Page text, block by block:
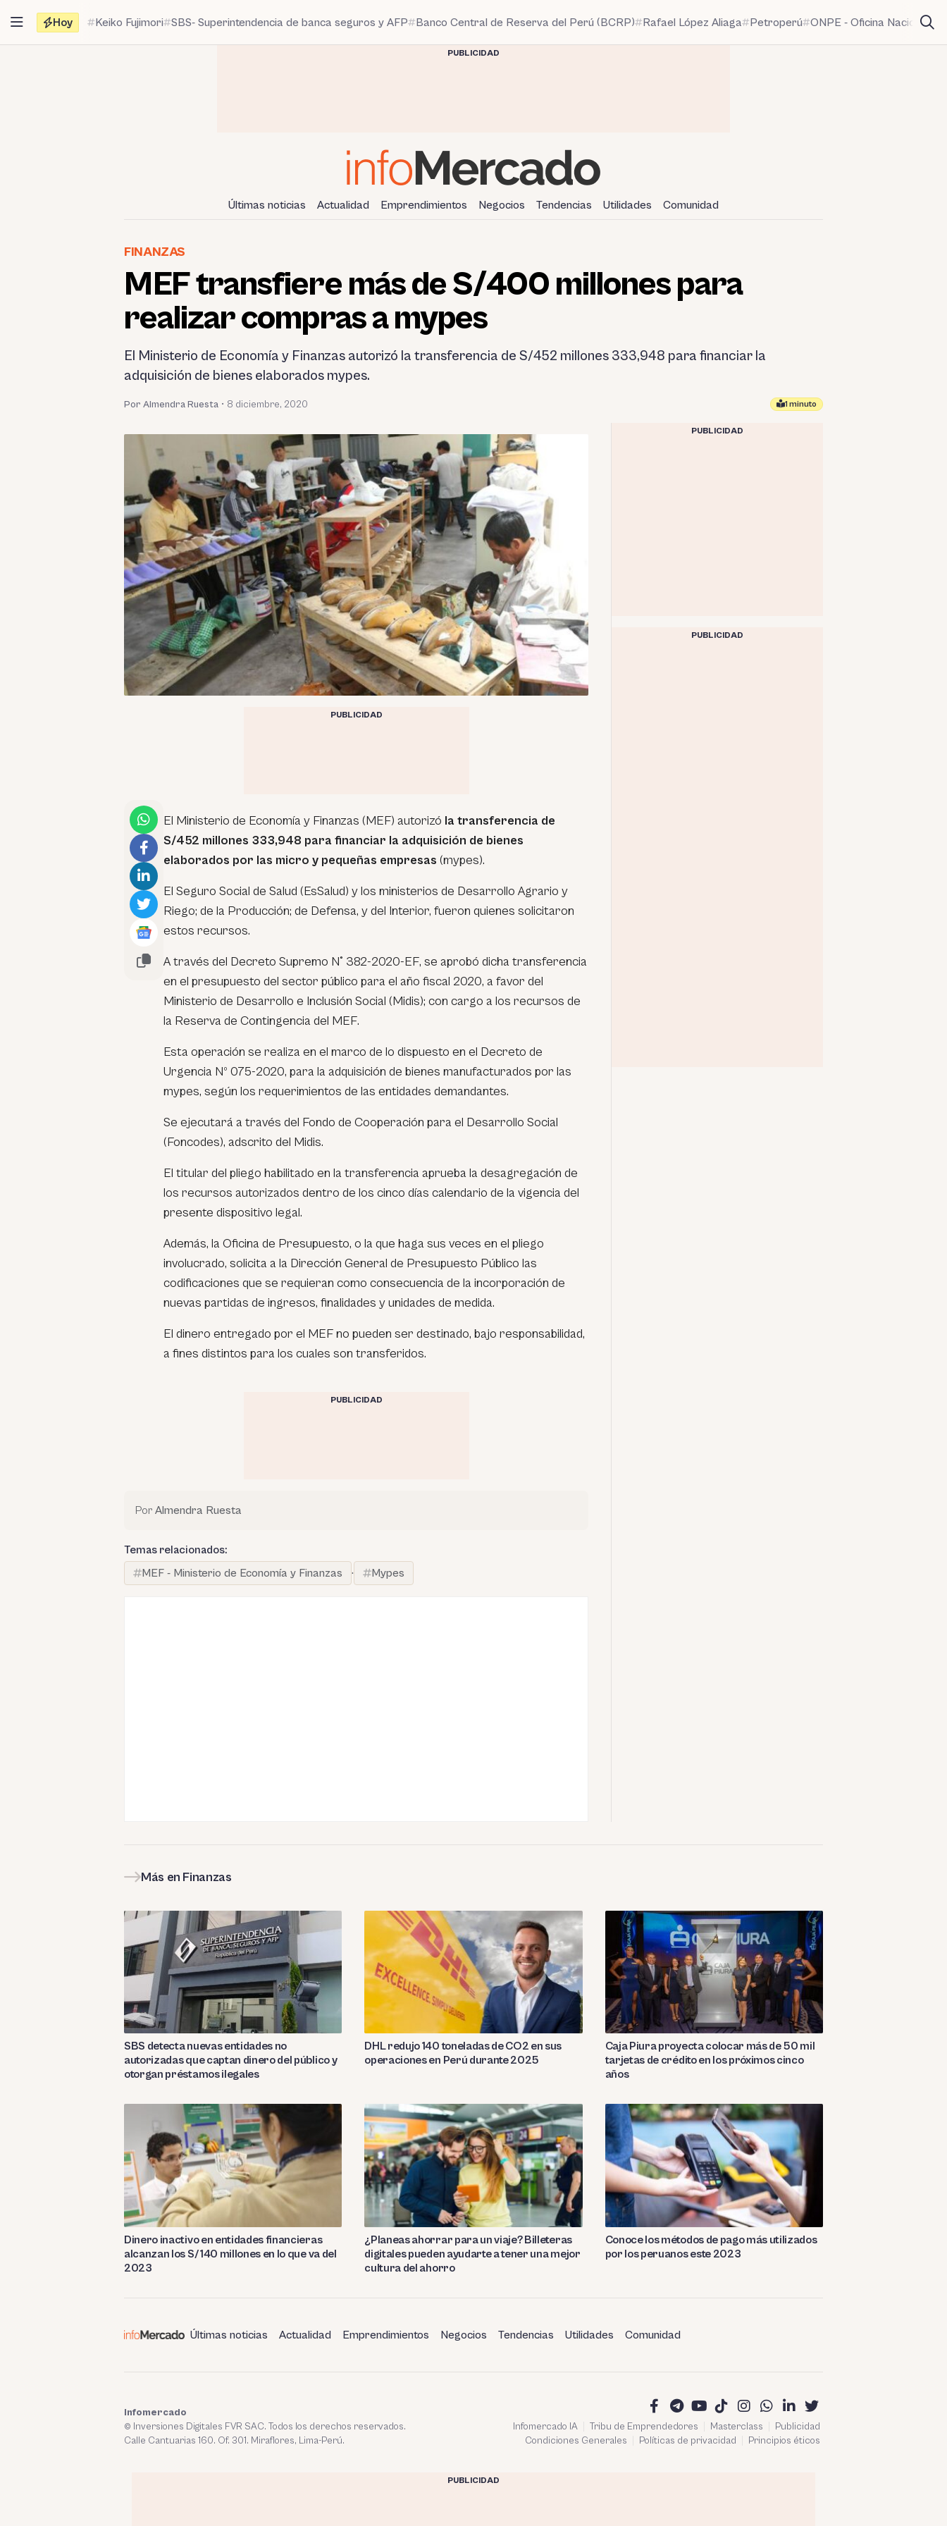
contenido
Hoy Keiko Fujimori SBS- Superintendencia de banca seguros y AFP Banco Central de Reserva del Perú (BCRP) Rafael López Aliaga Petroperú ONPE - Oficina Nacional
PUBLICIDAD
Últimas noticias Actualidad Emprendimientos Negocios Tendencias Utilidades Comunidad
FINANZAS
MEF transfiere más de S/400 millones para
realizar compras a mypes
El Ministerio de Economía y Finanzas autorizó la transferencia de S/452 millones 333,948 para financiar la
adquisición de bienes elaborados mypes.
Por Almendra Ruesta • 8 diciembre, 2020 1 minuto
PUBLICIDAD
El Ministerio de Economía y Finanzas (MEF) autorizó la transferencia de
S/452 millones 333,948 para financiar la adquisición de bienes
elaborados por las micro y pequeñas empresas (mypes).
El Seguro Social de Salud (EsSalud) y los ministerios de Desarrollo Agrario y
Riego; de la Producción; de Defensa, y del Interior, fueron quienes solicitaron
estos recursos.
A través del Decreto Supremo N° 382-2020-EF, se aprobó dicha transferencia
en el presupuesto del sector público para el año fiscal 2020, a favor del
Ministerio de Desarrollo e Inclusión Social (Midis); con cargo a los recursos de
la Reserva de Contingencia del MEF.
Esta operación se realiza en el marco de lo dispuesto en el Decreto de
Urgencia Nº 075-2020, para la adquisición de bienes manufacturados por las
mypes, según los requerimientos de las entidades demandantes.
Se ejecutará a través del Fondo de Cooperación para el Desarrollo Social
(Foncodes), adscrito del Midis.
El titular del pliego habilitado en la transferencia aprueba la desagregación de
los recursos autorizados dentro de los cinco días calendario de la vigencia del
presente dispositivo legal.
Además, la Oficina de Presupuesto, o la que haga sus veces en el pliego
involucrado, solicita a la Dirección General de Presupuesto Público las
codificaciones que se requieran como consecuencia de la incorporación de
nuevas partidas de ingresos, finalidades y unidades de medida.
El dinero entregado por el MEF no pueden ser destinado, bajo responsabilidad,
a fines distintos para los cuales son transferidos.
PUBLICIDAD
Por Almendra Ruesta
Temas relacionados:
MEF - Ministerio de Economía y Finanzas
· Mypes
PUBLICIDAD
PUBLICIDAD
Más en Finanzas
SBS detecta nuevas entidades no
autorizadas que captan dinero del público y
otorgan préstamos ilegales
DHL redujo 140 toneladas de CO2 en sus
operaciones en Perú durante 2025
Caja Piura proyecta colocar más de 50 mil
tarjetas de crédito en los próximos cinco
años
Dinero inactivo en entidades financieras
alcanzan los S/ 140 millones en lo que va del
2023
¿Planeas ahorrar para un viaje? Billeteras
digitales pueden ayudarte a tener una mejor
cultura del ahorro
Conoce los métodos de pago más utilizados
por los peruanos este 2023
Últimas noticias Actualidad Emprendimientos Negocios Tendencias Utilidades Comunidad
Infomercado IA Tribu de Emprendedores Masterclass
Publicidad
Condiciones Generales
Políticas de privacidad Principios éticos
Infomercado
© Inversiones Digitales FVR SAC. Todos los derechos reservados.
Calle Cantuarias 160. Of. 301. Miraflores, Lima-Perú.
PUBLICIDAD